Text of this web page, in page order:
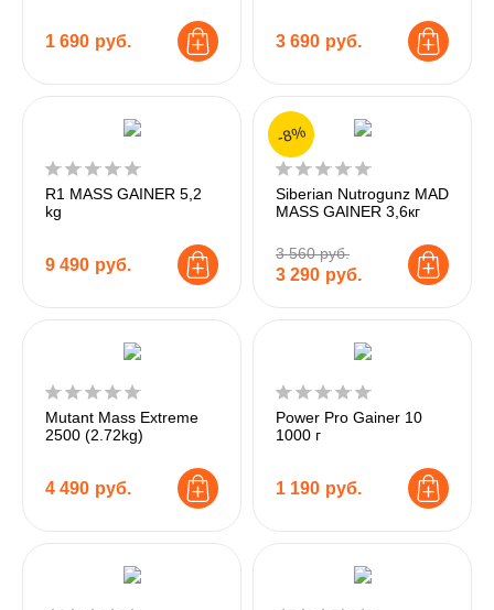
1 690 руб. 3 690 руб.
R1 MASS GAINER 5,2
kg
9 490 руб.
Siberian Nutrogunz MAD
MASS GAINER 3,6кг
3 560 руб.
3 290 руб.
-8%
Mutant Mass Extreme
2500 (2.72kg)
4 490 руб.
Power Pro Gainer 10
1000 г
1 190 руб.